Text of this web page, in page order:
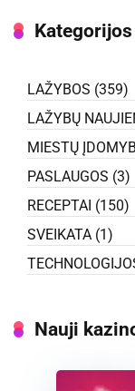
Kategorijos
LAŽYBOS (359)
LAŽYBŲ
MIESTŲ
PASLAUGOS (3)
RECEPTAI (150)
SVEIKATA (1)
Nauji